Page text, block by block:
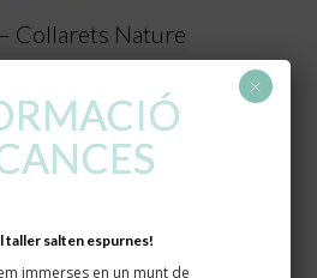
Collarets Nature
taller salten espurnes!
immerses en un munt de
×